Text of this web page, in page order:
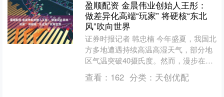
盈顺配资 金晨伟业创始人王彤：
做差异化高端“玩家” 将硬核“东北
风”吹向世界
证券时报记者 韩忠楠 今年盛夏，我国北
方多地遭遇持续高温高湿天气，部分地
区气温突破40摄氏度。然而，漫步在沈
阳各大商场，却丝毫感受不到室外的“热
辣滚烫”。这背后....
查看： 162 分类： 天创优配